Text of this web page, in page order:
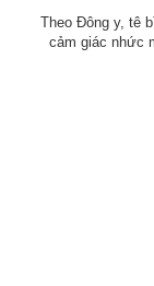
Theo Đông y, tê
cảm giác nhức